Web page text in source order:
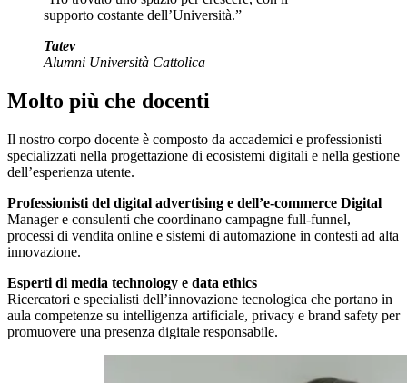
supporto costante dell’Università.”
Tatev
Alumni Università Cattolica
Molto più che docenti
Il nostro corpo docente è composto da accademici e professionisti
specializzati nella progettazione di ecosistemi digitali e nella gestione
dell’esperienza utente.
Professionisti del digital advertising e dell’e-commerce Digital
Manager e consulenti che coordinano campagne full-funnel,
processi di vendita online e sistemi di automazione in contesti ad alta
innovazione.
Esperti di media technology e data ethics
Ricercatori e specialisti dell’innovazione tecnologica che portano in
aula competenze su intelligenza artificiale, privacy e brand safety per
promuovere una presenza digitale responsabile.